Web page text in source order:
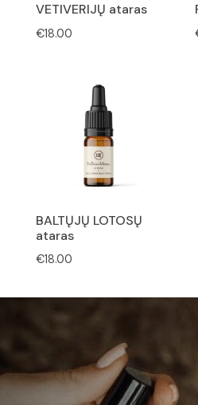
VETIVERIJŲ ataras
€18.00
BALTŲJŲ LOTOSŲ
ataras
€18.00